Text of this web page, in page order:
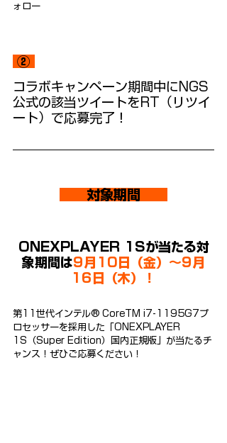
ォロー
②
コラボキャンペーン期間中にNGS
公式の該当ツイートをRT（リツイ
ート）で応募完了！
対象期間
ONEXPLAYER 1Sが当たる対
象期間は9月10日（金）～9月
16日（木）！
第11世代インテル® CoreTM i7-1195G7プ
ロセッサーを採用した「ONEXPLAYER
1S（Super Edition）国内正規版」が当たるチ
ャンス！ぜひご応募ください！